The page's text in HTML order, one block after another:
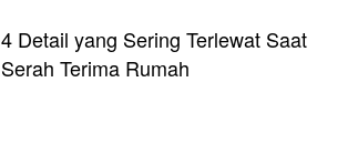
4 Detail yang Sering Terlewat Saat
Serah Terima Rumah